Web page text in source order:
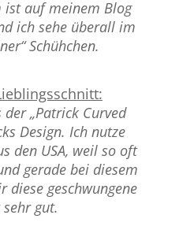
ist auf meinem Blog
ich sehe überall im
Schühchen.
„Patrick Curved
Design. Ich nutze
den USA, weil so oft
gerade bei diesem
geschwungene
gut.